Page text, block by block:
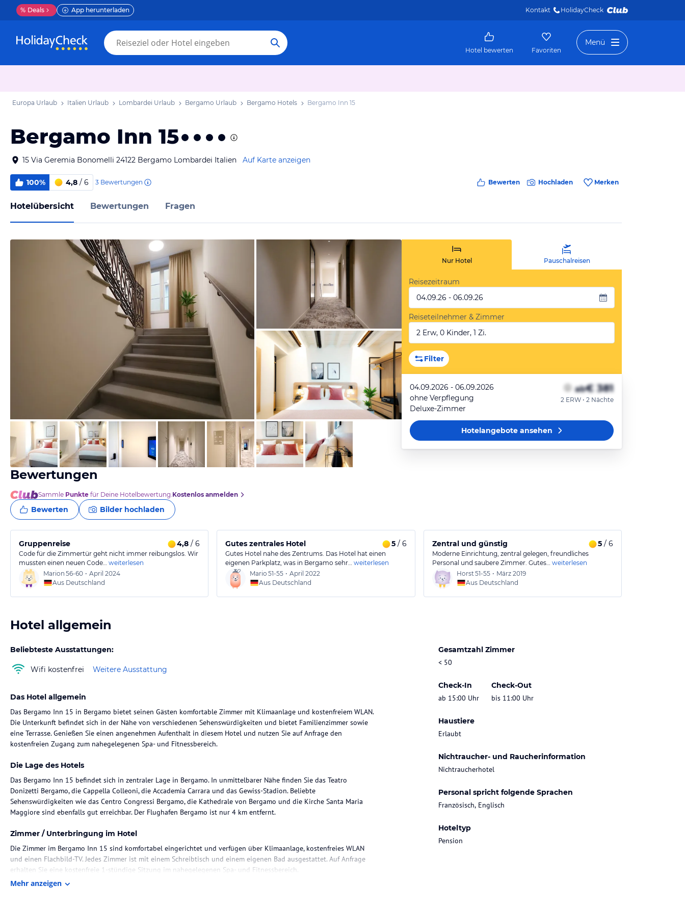
% Deals App herunterladen Kontakt HolidayCheck
Hotel bewerten Favoriten
Menü
Europa Urlaub Italien Urlaub Lombardei Urlaub Bergamo Urlaub Bergamo Hotels Bergamo Inn 15
Bergamo Inn 15
15 Via Geremia Bonomelli 24122 Bergamo Lombardei Italien Auf Karte anzeigen
100% 4,8 / 6 3 Bewertungen Bewerten Hochladen Merken
Hotelübersicht Bewertungen Fragen
von Expedia
von Expedia
von Expedia
Nur Hotel Pauschalreisen
Reisezeitraum
04.09.26 - 06.09.26
Reiseteilnehmer & Zimmer
2 Erw, 0 Kinder, 1 Zi.
Filter
04.09.2026 - 06.09.2026
ohne Verpflegung
Deluxe-Zimmer
ab€ 381
2 ERW • 2 Nächte
Hotelangeboteansehen
Bewertungen
Sammle Punkte für Deine Hotelbewertung.Kostenlos anmelden
Bewerten Bilder hochladen
Gruppenreise 4,8 / 6
Code für die Zimmertür geht nicht immer reibungslos. Wir
mussten einen neuen Code… weiterlesen
Marion 56-60 • April 2024
Aus Deutschland
Gutes zentrales Hotel 5/ 6
Gutes Hotel nahe des Zentrums. Das Hotel hat einen
eigenen Parkplatz, was in Bergamo sehr… weiterlesen
Mario 51-55 • April 2022
Aus Deutschland
Zentral und günstig 5/ 6
Moderne Einrichtung, zentral gelegen, freundliches
Personal und saubere Zimmer. Gutes… weiterlesen
Horst51-55 • März 2019
Aus Deutschland
Hotel allgemein
Beliebteste Ausstattungen:
Wifi kostenfrei Weitere Ausstattung
Gesamtzahl Zimmer
< 50
Check-In
ab 15:00 Uhr
Check-Out
bis 11:00 Uhr
Haustiere
Erlaubt
Nichtraucher- und Raucherinformation
Nichtraucherhotel
Personal spricht folgende Sprachen
Französisch, Englisch
Hoteltyp
Pension
Das Hotel allgemein
Das Bergamo Inn 15 in Bergamo bietet seinen Gästen komfortable Zimmer mit Klimaanlage und kostenfreiem WLAN.
Die Unterkunft befindet sich in der Nähe von verschiedenen Sehenswürdigkeiten und bietet Familienzimmer sowie
eine Terrasse. Genießen Sie einen angenehmen Aufenthalt in diesem Hotel und nutzen Sie auf Anfrage den
kostenfreien Zugang zum nahegelegenen Spa- und Fitnessbereich.
Die Lage des Hotels
Das Bergamo Inn 15 befindet sich in zentraler Lage in Bergamo. In unmittelbarer Nähe finden Sie das Teatro
Donizetti Bergamo, die Cappella Colleoni, die Accademia Carrara und das Gewiss-Stadion. Beliebte
Sehenswürdigkeiten wie das Centro Congressi Bergamo, die Kathedrale von Bergamo und die Kirche Santa Maria
Maggiore sind ebenfalls gut erreichbar. Der Flughafen Bergamo ist nur 4 km entfernt.
Zimmer / Unterbringung im Hotel
Die Zimmer im Bergamo Inn 15 sind komfortabel eingerichtet und verfügen über Klimaanlage, kostenfreies WLAN
und einen Flachbild-TV. Jedes Zimmer ist mit einem Schreibtisch und einem eigenen Bad ausgestattet. Auf Anfrage
erhalten Sie eine kostenfreie 1-stündige Sitzung im nahegelegenen Spa- und Fitnessbereich.
Mehr anzeigen